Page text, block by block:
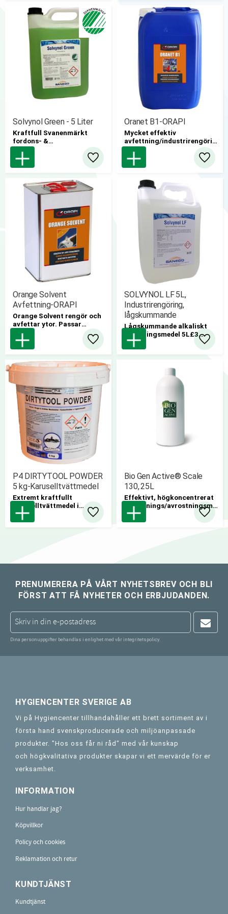
6 st/kartong
Solvynol Green - 5 Liter
Kraftfull Svanenmärkt
fordons- &
industrirengöring. 5L
3st/krt
Lägg till i favoriter
Oranet B1-ORAPI
Mycket effektiv
avfettning/industrirengörin
g med hög späding, en
problemlösare!
Lägg
Orange Solvent
Avfettning-ORAPI
Orange Solvent rengör och
avfettar ytor. Passar
utmärkt i tvättmussla.
4 st/krt
Lägg till i favoriter
SOLVYNOL LF 5L,
Industrirengöring,
lågskummande
Lågskummande alkaliskt
rengöringsmedel 5L£3
3 st/krt
Lägg
P4 DIRTYTOOL POWDER
5 kg-Karuselltvättmedel
Extremt kraftfullt
karuselltvättmedel i
pulverform - Rengör &
avfettar maskindelar i
Karuselltvättar -
Lägg till i favoriter
Bio Gen Active® Scale
130, 25L
Effektivt, högkoncentrerat
avkalknings/avrostningsme
del
Lägg
PRENUMERERA PÅ VÅRT NYHETSBREV OCH BLI
FÖRST ATT FÅ NYHETER OCH ERBJUDANDEN.
Dina personuppgifter behandlas i enlighet med vår integritetspolicy.
HYGIENCENTER SVERIGE AB
Vi på Hygiencenter tillhandahåller ett brett sortiment av i
första hand svenskproducerade och miljöanpassade
produkter. "Hos oss får ni råd" med vår kunskap
och högkvalitativa produkter skapar vi ett mervärde för er
verksamhet.
INFORMATION
Hur handlar jag?
Köpvillkor
Policy och cookies
Reklamation och retur
KUNDTJÄNST
Kundtjänst